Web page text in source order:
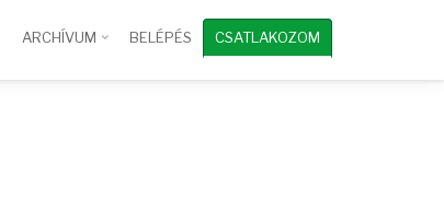
ARCHÍVUM BELÉPÉS CSATLAKOZOM